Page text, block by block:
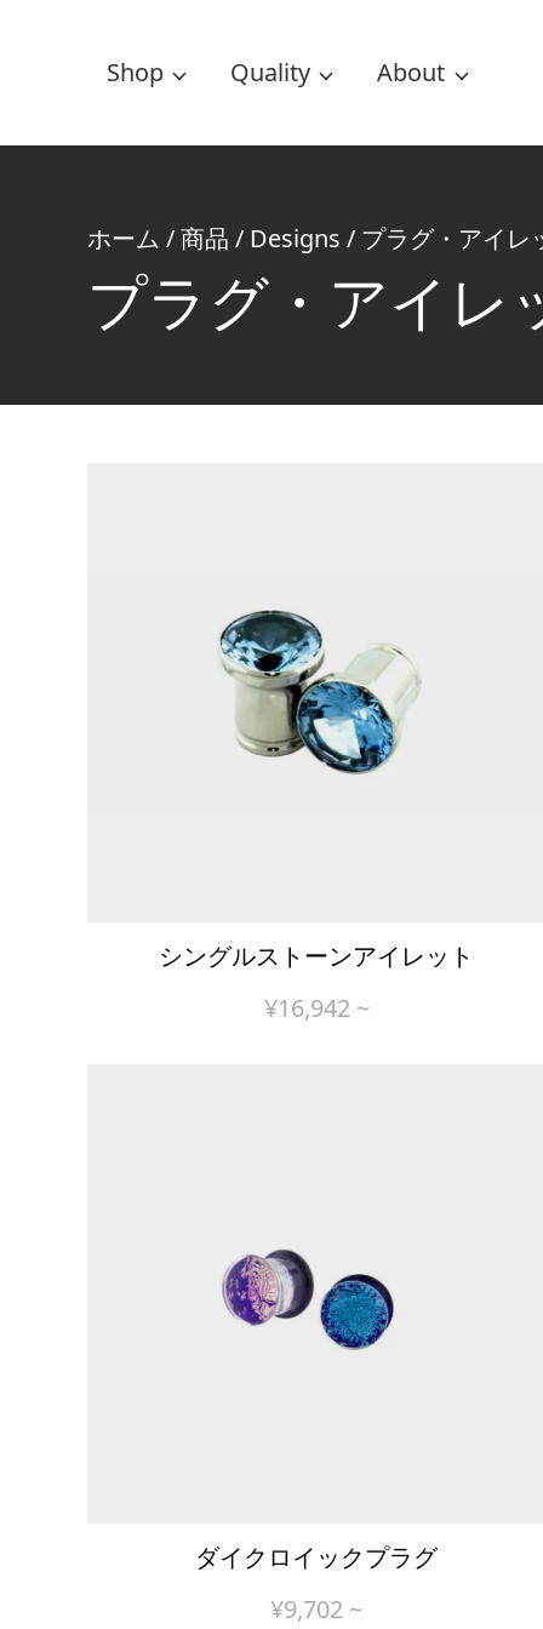
Shop Quality About
ホーム /商品 / Designs / プラグ・アイレ
プラグ・アイレ
シングルストーンアイレット
¥16,942~
ダイクロイックプラグ
¥9,702 ~